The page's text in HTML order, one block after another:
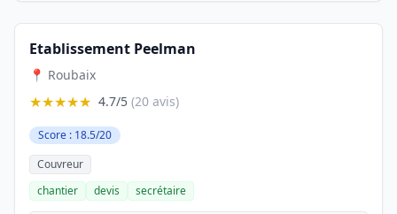
Etablissement Peelman
📍 Roubaix
★★★★★ 4.7/5 (20 avis)
Score : 18.5/20
Couvreur
chantier
devis secrétaire